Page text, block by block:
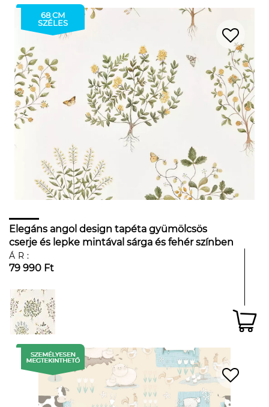
68 CM
SZÉLES
Elegáns angol design tapéta gyümölcsös
cserje és lepke mintával sárga és fehér színben
ÁR:
79 990 Ft